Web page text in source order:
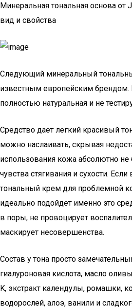
Минеральная тональная основа от
вид и свойства
Следующий минеральный
известным европейским брендом.
полностью натуральная и не
Средство дает легкий красивый
можно наслаивать, скрывая
использования кожа абсолютно не
чувства стягивания и сухости.
тональный крем для проблемной
идеально подойдет именно это
в поры, не провоцирует
маскирует несовершенства.
Состав у тона просто
гиалуроновая кислота, масло
K, экстракт календулы, ромашки,
водорослей, алоэ, ванили и